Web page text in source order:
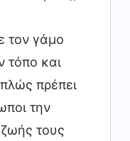
τον γάμο
τόπο και
πρέπει
την
τους